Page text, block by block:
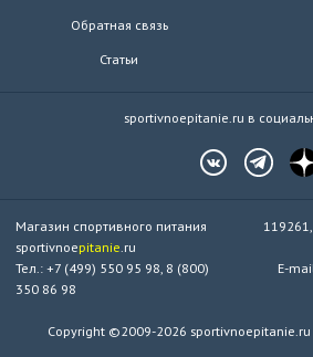
Обратная связь
Статьи
sportivnoepitanie.ru в
Магазин спортивного питания
sportivnoepitanie.ru
Тел.: +7 (499) 550 95 98, 8 (800)
350 86 98
E-
Copyright ©2009-2026